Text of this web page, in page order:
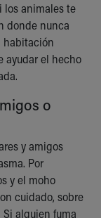
los animales te
donde nunca
habitación
ayudar el hecho
o
y amigos
Por
y el moho
cuidado, sobre
alguien fuma